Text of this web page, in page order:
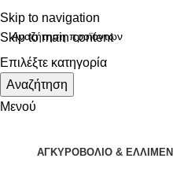
Skip to navigation
Skip to main content
Επιλέξτε κατηγορία
Αναζήτηση
Μενού
ΑΓΚΥΡΟΒΌΛΙΟ &